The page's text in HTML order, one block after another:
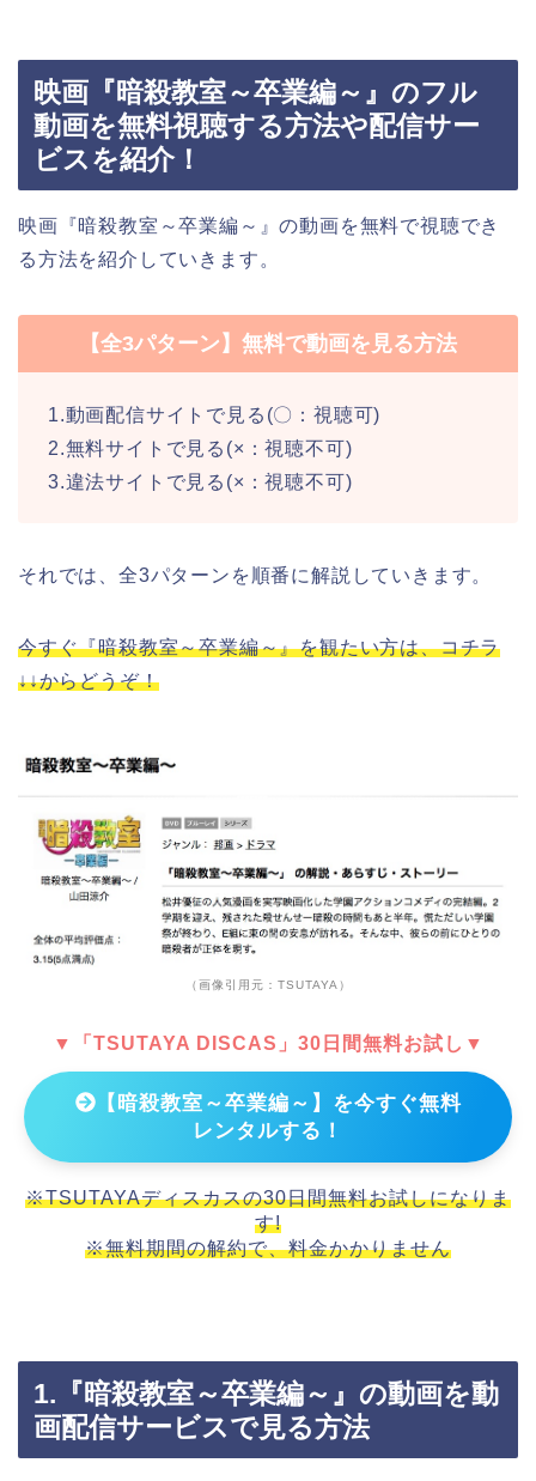
映画『暗殺教室～卒業編～』のフル
動画を無料視聴する方法や配信サー
ビスを紹介！
映画『暗殺教室～卒業編～』の動画を無料で視聴でき
る方法を紹介していきます。
【全3パターン】無料で動画を見る方法
1.動画配信サイトで見る(〇：視聴可)
2.無料サイトで見る(×：視聴不可)
3.違法サイトで見る(×：視聴不可)
それでは、全3パターンを順番に解説していきます。
今すぐ『暗殺教室～卒業編～』を観たい方は、コチラ
↓↓からどうぞ！
（画像引用元：TSUTAYA）
▼「TSUTAYA DISCAS」30日間無料お試し▼
【暗殺教室～卒業編～】を今すぐ無料
レンタルする！
※TSUTAYAディスカスの30日間無料お試しになりま
す!
※無料期間の解約で、料金かかりません
1.『暗殺教室～卒業編～』の動画を動
画配信サービスで見る方法